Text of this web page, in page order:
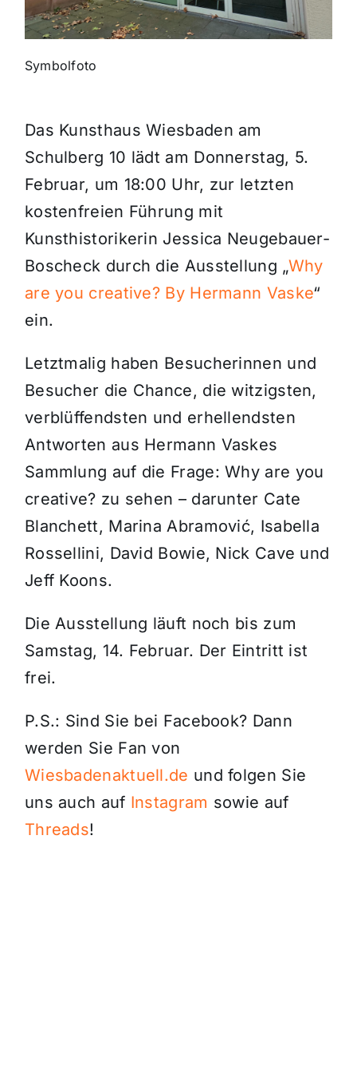
Themen und Termine
Symbolfoto
Das Kunsthaus Wiesbaden am
Schulberg 10 lädt am Donnerstag, 5.
Februar, um 18:00 Uhr, zur letzten
kostenfreien Führung mit
Kunsthistorikerin Jessica Neugebauer-
Boscheck durch die Ausstellung „Why
are you creative? By Hermann Vaske“
ein.
Letztmalig haben Besucherinnen und
Besucher die Chance, die witzigsten,
verblüffendsten und erhellendsten
Antworten aus Hermann Vaskes
Sammlung auf die Frage: Why are you
creative? zu sehen – darunter Cate
Blanchett, Marina Abramović, Isabella
Rossellini, David Bowie, Nick Cave und
Jeff Koons.
Die Ausstellung läuft noch bis zum
Samstag, 14. Februar. Der Eintritt ist
frei.
P.S.: Sind Sie bei Facebook? Dann
werden Sie Fan von
Wiesbadenaktuell.de und folgen Sie
uns auch auf Instagram sowie auf
Threads!